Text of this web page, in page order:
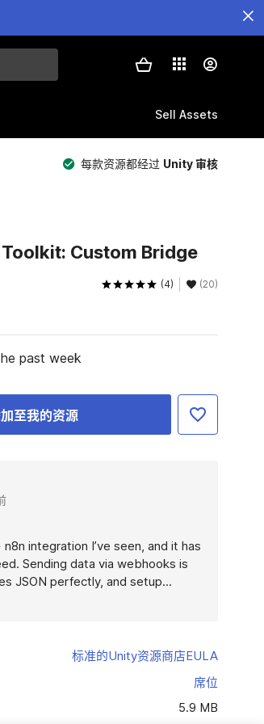
Sell Assets
每款资源都经过 Unity 审核
Custom Bridge
(4) (20)
past week
至我的资源
integration I’ve seen, and it has
Sending data via webhooks is
JSON perfectly, and setup...
标准的Unity资源商店EULA
席位
5.9 MB